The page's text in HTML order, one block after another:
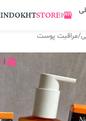
/مراقبت پوست